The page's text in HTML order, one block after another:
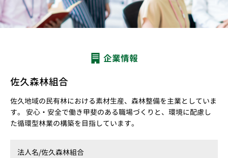
企業情報
佐久森林組合
佐久地域の民有林における素材生産、森林整備を主業としていま
す。 安心・安全で働き甲斐のある職場づくりと、環境に配慮し
た循環型林業の構築を目指しています。
法人名/佐久森林組合